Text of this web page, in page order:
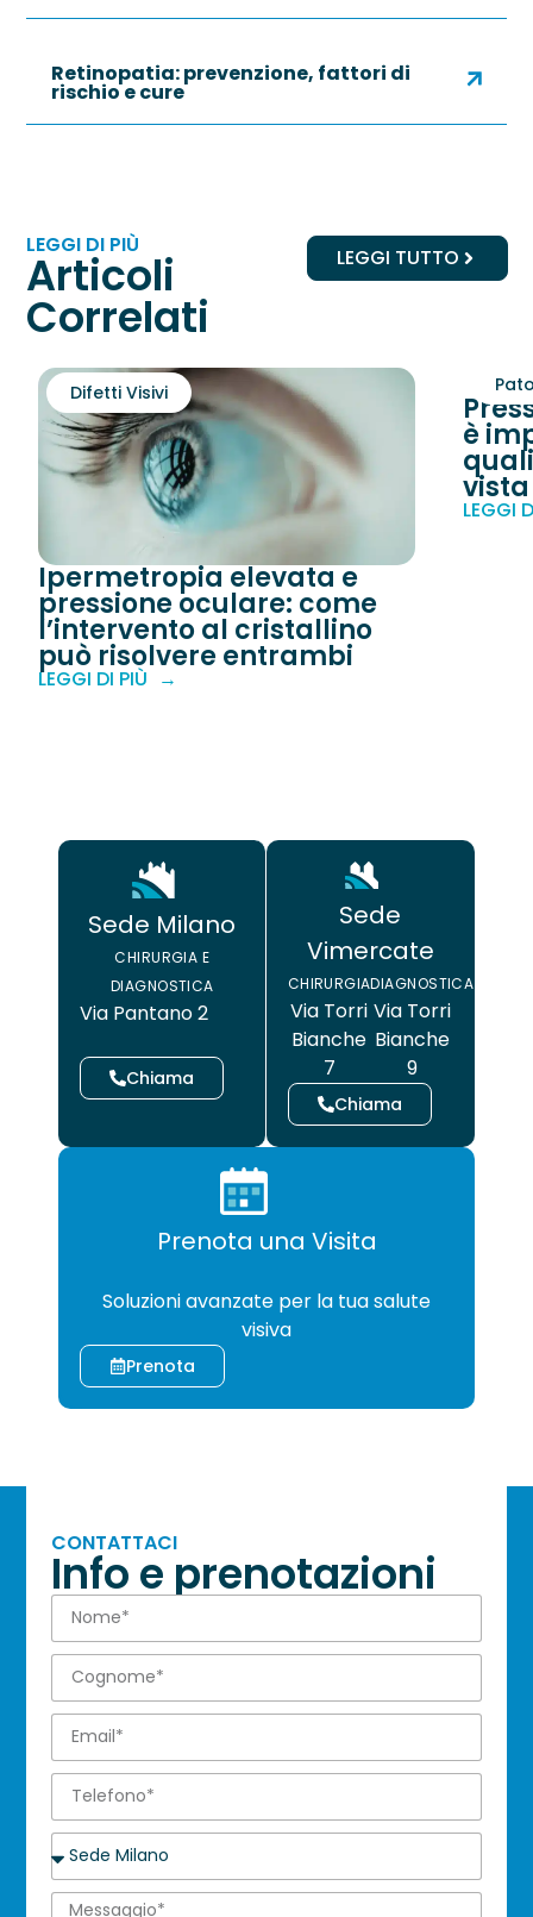
Retinopatia: prevenzione, fattori di
rischio e cure
LEGGI DI PIÙ
Articoli
Correlati
LEGGI TUTTO
Ipermetropia elevata e
pressione oculare: come
l’intervento al cristallino
può risolvere entrambi
Difetti Visivi
LEGGI DI PIÙ
è
vista
LEGGI
Sede Milano
CHIRURGIA E
DIAGNOSTICA
Via Pantano 2
Chiama
Sede
Vimercate
CHIRURGIA
Via Torri
Bianche
7
DIAGNOSTICA
Via Torri
Bianche
9
Chiama
Prenota una Visita
Soluzioni avanzate per la tua salute
visiva
Prenota
CONTATTACI
Info e prenotazioni